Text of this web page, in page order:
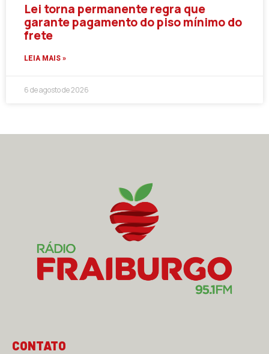
Lei torna permanente regra que
garante pagamento do piso mínimo do
frete
LEIA MAIS »
6 de agosto de 2026
CONTATO